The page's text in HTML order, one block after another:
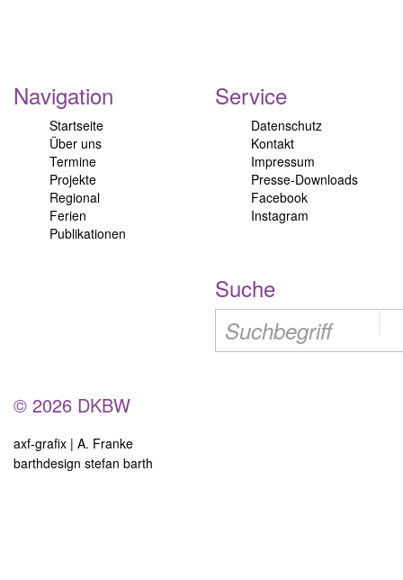
Navigation
Startseite
Über uns
Termine
Projekte
Regional
Ferien
Publikationen
Service
Datenschutz
Kontakt
Impressum
Presse-Downloads
Facebook
Instagram
Suche
© 2026 DKBW
axf-grafix | A. Franke
barthdesign stefan barth